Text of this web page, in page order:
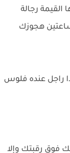
رجالة
ساعتين هجوزك
راجل عنده فلوس
فوق رقبتك وإلا